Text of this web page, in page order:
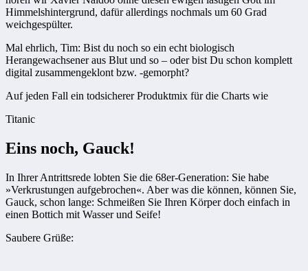
Himmelshintergrund, dafür allerdings nochmals um 60 Grad
weichgespülter.
Mal ehrlich, Tim: Bist du noch so ein echt biologisch
Herangewachsener aus Blut und so – oder bist Du schon komplett
digital zusammengeklont bzw. -gemorpht?
Auf jeden Fall ein todsicherer Produktmix für die Charts wie
Titanic
Eins noch, Gauck!
In Ihrer Antrittsrede lobten Sie die 68er-Generation: Sie habe
»Verkrustungen aufgebrochen«. Aber was die können, können Sie,
Gauck, schon lange: Schmeißen Sie Ihren Körper doch einfach in
einen Bottich mit Wasser und Seife!
Saubere Grüße: